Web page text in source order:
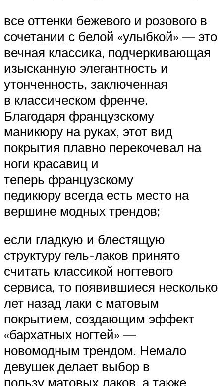
все оттенки бежевого и розового в
сочетании с белой «улыбкой» — это
вечная классика, подчеркивающая
изысканную элегантность и
утонченность, заключенная
в классическом френче.
Благодаря французскому
маникюру на руках, этот вид
покрытия плавно перекочевал на
ноги красавиц и
теперь французскому
педикюру всегда есть место на
вершине модных трендов;
если гладкую и блестящую
структуру гель-лаков принято
считать классикой ногтевого
сервиса, то появившиеся несколько
лет назад лаки с матовым
покрытием, создающим эффект
«бархатных ногтей» —
новомодным трендом. Немало
девушек делает выбор в
пользу матовых лаков, а также